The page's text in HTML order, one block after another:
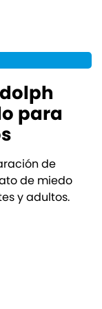
para
de
de miedo
y adultos.